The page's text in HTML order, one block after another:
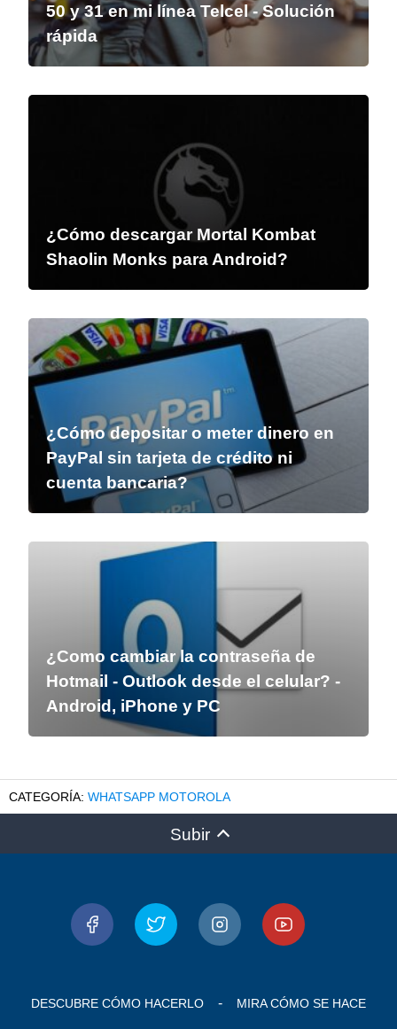
50 y 31 en mi línea Telcel - Solución
rápida
¿Cómo descargar Mortal Kombat
Shaolin Monks para Android?
¿Cómo depositar o meter dinero en
PayPal sin tarjeta de crédito ni
cuenta bancaria?
¿Como cambiar la contraseña de
Hotmail - Outlook desde el celular? -
Android, iPhone y PC
WHATSAPP MOTOROLA
Subir
DESCUBRE CÓMO HACERLO MIRA CÓMO SE HACE